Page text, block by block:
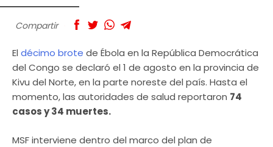
Compartir
El décimo brote de Ébola en la República Democrática
del Congo se declaró el 1 de agosto en la provincia de
Kivu del Norte, en la parte noreste del país. Hasta el
momento, las autoridades de salud reportaron 74
casos y 34 muertes.
MSF interviene dentro del marco del plan de